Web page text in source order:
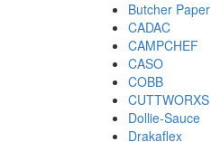
Butcher Paper
CADAC
CAMPCHEF
CASO
COBB
CUTTWORXS
Dollie-Sauce
Drakaflex